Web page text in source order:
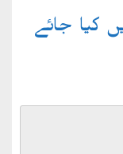
کیا جائے